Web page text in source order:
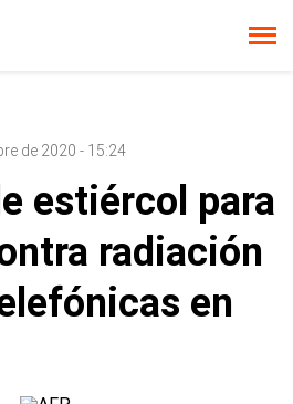
de 2020 - 15:24
estiércol para
radiación
en